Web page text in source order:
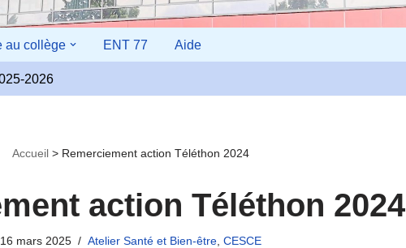
au collège ENT 77 Aide
2026
Accueil > Remerciement action Téléthon 2024
action Téléthon 2024
16 mars 2025 Atelier Santé et Bien-être CESCE